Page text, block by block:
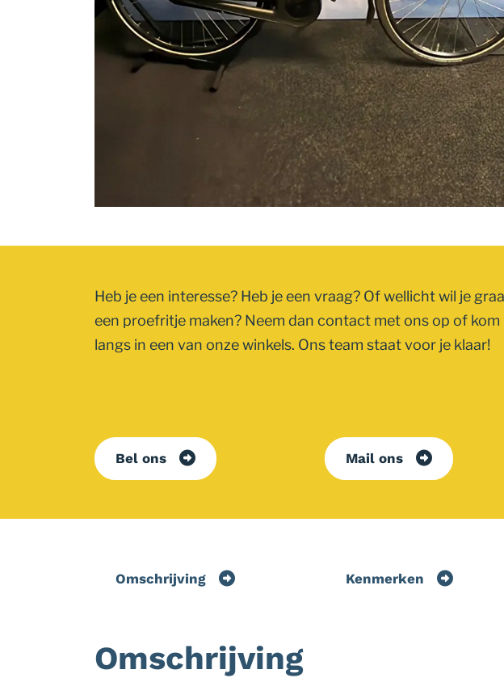
Heb je een interesse? Heb je een vraag? Of wellicht wil je
een proefritje maken? Neem dan contact met ons op of kom
langs in een van onze winkels. Ons team staat voor je klaar!
Bel ons Mail ons
Omschrijving Kenmerken
Omschrijving